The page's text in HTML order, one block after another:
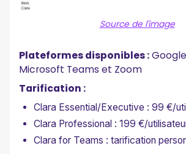
Source de l'image
Plateformes disponibles :
Microsoft Teams et Zoom
Tarification :
Clara Essential/Executive : 99 €/
Clara Professional : 199 €/
Clara for Teams : tarification